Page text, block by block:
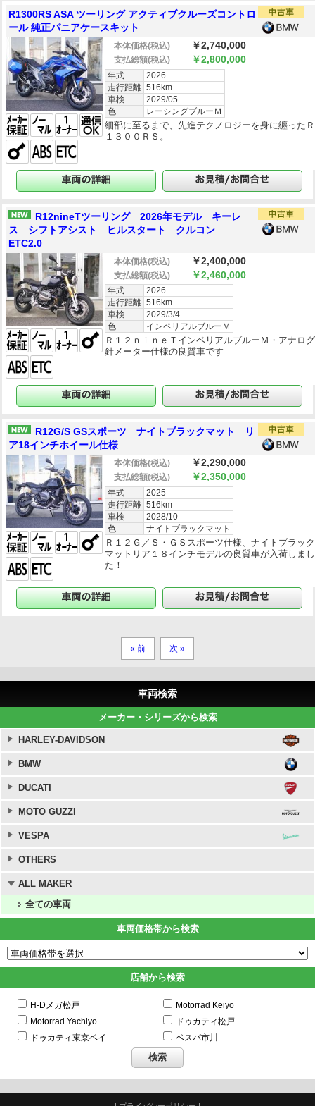
R1300RS ASA ツーリング アクティブクルーズコントロ
ール 純正パニアケースキット
本体価格(税込) ￥2,740,000
支払総額(税込) ￥2,800,000
年式
2026
走行距離 516km
車検
2029/05
色
レーシングブルーＭ
細部に至るまで、先進テクノロジーを身に纏ったＲ
１３００ＲＳ。
R12nineTツーリング 2026年モデル キーレ
ス シフトアシスト ヒルスタート クルコン
ETC2.0
本体価格(税込) ￥2,400,000
支払総額(税込) ￥2,460,000
年式
2026
走行距離 516km
車検
2029/3/4
色
インペリアルブルーＭ
Ｒ１２ｎｉｎｅＴインペリアルブルーＭ・アナログ
針メーター仕様の良質車です
R12G/S GSスポーツ ナイトブラックマット リ
ア18インチホイール仕様
本体価格(税込) ￥2,290,000
支払総額(税込) ￥2,350,000
年式
2025
走行距離 516km
車検
2028/10
色
ナイトブラックマット
Ｒ１２Ｇ／Ｓ・ＧＳスポーツ仕様、ナイトブラック
マットリア１８インチモデルの良質車が入荷しまし
た！
« 前 次 »
車両検索
メーカー・シリーズから検索
HARLEY-DAVIDSON
BMW
DUCATI
MOTO GUZZI
VESPA
OTHERS
ALL MAKER
全ての車両
車両価格帯から検索
店舗から検索
H-Dメガ松戸
Motorrad Keiyo
Motorrad Yachiyo
ドゥカティ松戸
ドゥカティ東京ベイ
ベスパ市川